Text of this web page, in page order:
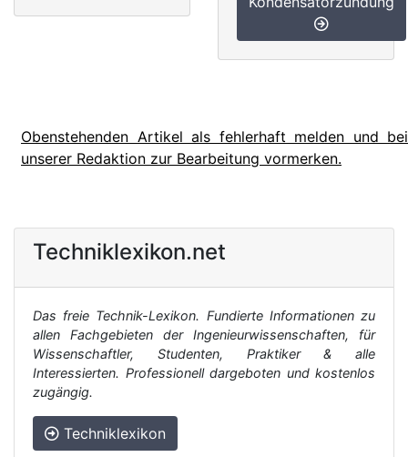
Obenstehenden Artikel als fehlerhaft melden und bei
unserer Redaktion zur Bearbeitung vormerken.
Techniklexikon.net
Das freie Technik-Lexikon. Fundierte Informationen zu
allen Fachgebieten der Ingenieurwissenschaften, für
Wissenschaftler, Studenten, Praktiker & alle
Interessierten. Professionell dargeboten und kostenlos
zugängig.
Techniklexikon